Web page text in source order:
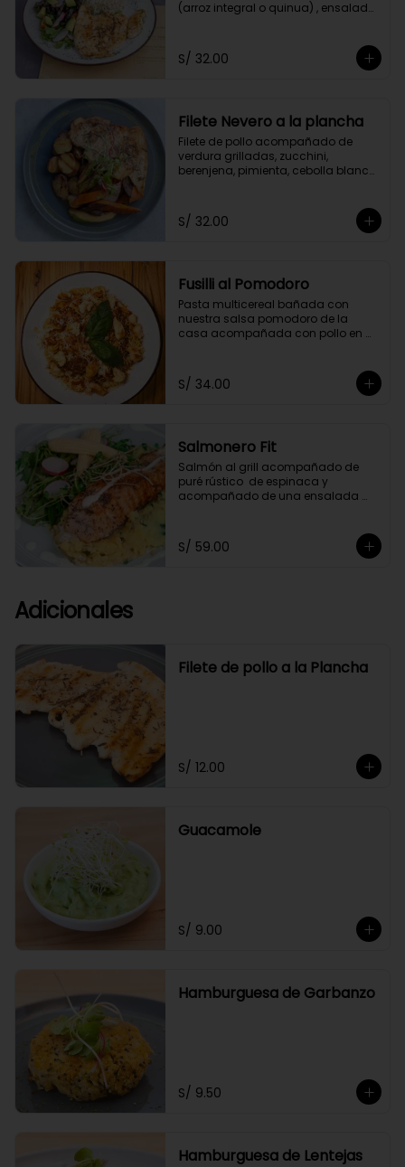
(arroz integral o quinua) , ensalada
S/ 32.00
Filete Nevero a la plancha
Filete de pollo acompañado de
verdura grilladas, zucchini,
berenjena, pimienta, cebolla blanca
S/ 32.00
Fusilli al Pomodoro
Pasta multicereal bañada con
nuestra salsa pomodoro de la
casa acompañada con pollo en
S/ 34.00
Salmonero Fit
Salmón al grill acompañado de
puré rústico  de espinaca y
acompañado de una ensalada
S/ 59.00
Adicionales
Filete de pollo a la Plancha
S/ 12.00
Guacamole
S/ 9.00
Hamburguesa de Garbanzo
S/ 9.50
Hamburguesa de Lentejas